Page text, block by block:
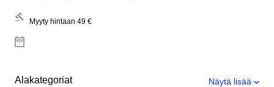
Myyty hintaan 49 €
Alakategoriat Näytä lisää